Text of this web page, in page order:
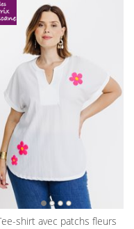
tee-shirt avec patchs fleurs